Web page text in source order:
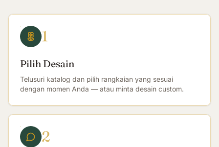
1
Pilih Desain
Telusuri katalog dan pilih rangkaian yang sesuai
dengan momen Anda — atau minta desain custom.
2